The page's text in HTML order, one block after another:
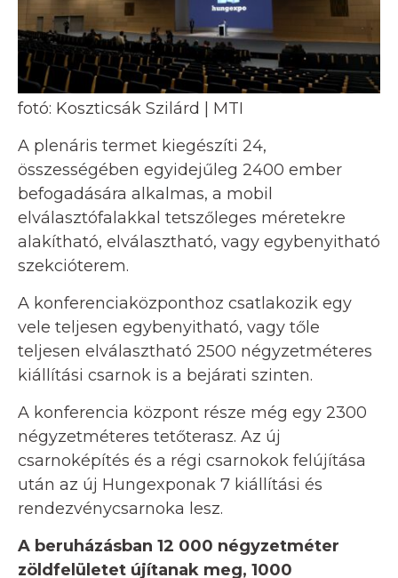
fotó: Koszticsák Szilárd | MTI
A plenáris termet kiegészíti 24,
összességében egyidejűleg 2400 ember
befogadására alkalmas, a mobil
elválasztófalakkal tetszőleges méretekre
alakítható, elválasztható, vagy egybenyitható
szekcióterem.
A konferenciaközponthoz csatlakozik egy
vele teljesen egybenyitható, vagy tőle
teljesen elválasztható 2500 négyzetméteres
kiállítási csarnok is a bejárati szinten.
A konferencia központ része még egy 2300
négyzetméteres tetőterasz. Az új
csarnoképítés és a régi csarnokok felújítása
után az új Hungexponak 7 kiállítási és
rendezvénycsarnoka lesz.
A beruházásban 12 000 négyzetméter
zöldfelületet újítanak meg, 1000